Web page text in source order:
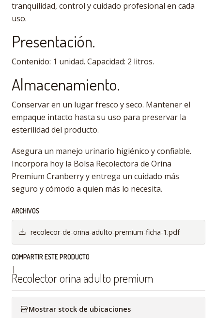
tranquilidad, control y cuidado profesional en cada
uso.
Presentación.
Contenido: 1 unidad. Capacidad: 2 litros.
Almacenamiento.
Conservar en un lugar fresco y seco. Mantener el
empaque intacto hasta su uso para preservar la
esterilidad del producto.
Asegura un manejo urinario higiénico y confiable.
Incorpora hoy la Bolsa Recolectora de Orina
Premium Cranberry y entrega un cuidado más
seguro y cómodo a quien más lo necesita.
ARCHIVOS
recolecor-de-orina-adulto-premium-ficha-1.pdf
COMPARTIR ESTE PRODUCTO
|
Recolector orina adulto premium
Mostrar stock de ubicaciones